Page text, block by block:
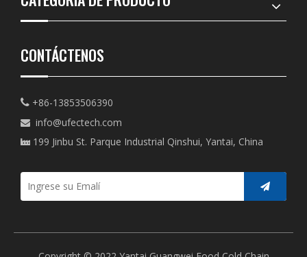
CONTÁCTENOS
 +86-13853506390
 info@ufectech.com
 199 Jinbu St. Parque Industrial Qinshui, Yantai, China